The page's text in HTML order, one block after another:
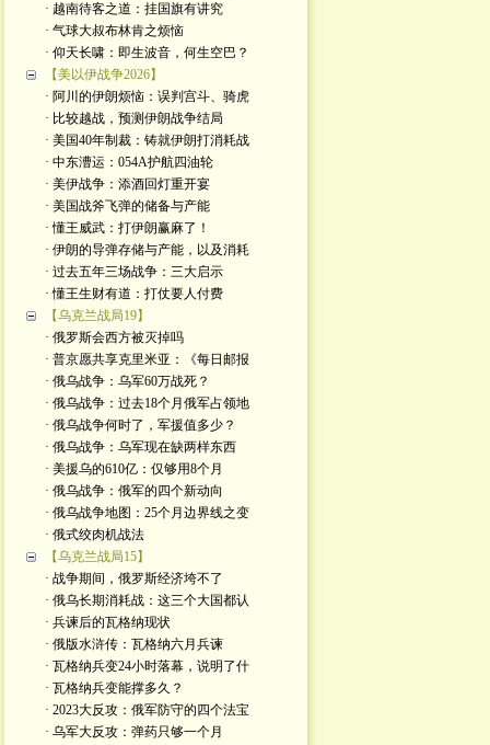
· 越南待客之道：挂国旗有讲究
· 气球大叔布林肯之烦恼
· 仰天长啸：即生波音，何生空巴？
【美以伊战争2026】
· 阿川的伊朗烦恼：误判宫斗、骑虎
· 比较越战，预测伊朗战争结局
· 美国40年制裁：铸就伊朗打消耗战
· 中东漕运：054A护航四油轮
· 美伊战争：添酒回灯重开宴
· 美国战斧飞弹的储备与产能
· 懂王威武：打伊朗赢麻了！
· 伊朗的导弹存储与产能，以及消耗
· 过去五年三场战争：三大启示
· 懂王生财有道：打仗要人付费
【乌克兰战局19】
· 俄罗斯会西方被灭掉吗
· 普京愿共享克里米亚：《每日邮报
· 俄乌战争：乌军60万战死？
· 俄乌战争：过去18个月俄军占领地
· 俄乌战争何时了，军援值多少？
· 俄乌战争：乌军现在缺两样东西
· 美援乌的610亿：仅够用8个月
· 俄乌战争：俄军的四个新动向
· 俄乌战争地图：25个月边界线之变
· 俄式绞肉机战法
【乌克兰战局15】
· 战争期间，俄罗斯经济垮不了
· 俄乌长期消耗战：这三个大国都认
· 兵谏后的瓦格纳现状
· 俄版水浒传：瓦格纳六月兵谏
· 瓦格纳兵变24小时落幕，说明了什
· 瓦格纳兵变能撑多久？
· 2023大反攻：俄军防守的四个法宝
· 乌军大反攻：弹药只够一个月